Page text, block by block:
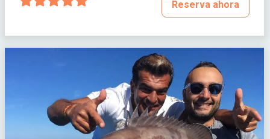
Reserva ahora